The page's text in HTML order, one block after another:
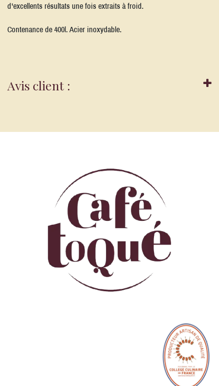
d'excellents résultats une fois extraits à froid.
Contenance de 400l. Acier inoxydable.
Avis client :